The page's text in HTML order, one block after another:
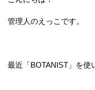
管理人のえっこです。
最近「BOTANIST」を使